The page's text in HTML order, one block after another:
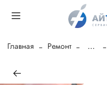
Главная Ремонт ...